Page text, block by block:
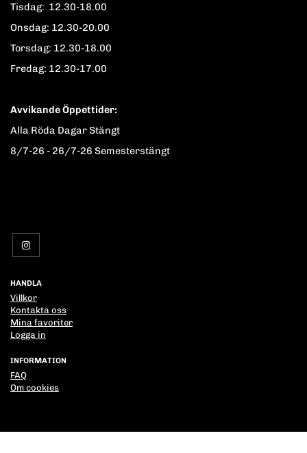
Tisdag: 12.30-18.00
Onsdag: 12.30-20.00
Torsdag: 12.30-18.00
Fredag: 12.30-17.00
Avvikande Öppettider:
Alla Röda Dagar Stängt
8/7-26 - 26/7-26 Semesterstängt
HANDLA
Villkor
Kontakta oss
Mina favoriter
Logga in
INFORMATION
FAQ
Om cookies